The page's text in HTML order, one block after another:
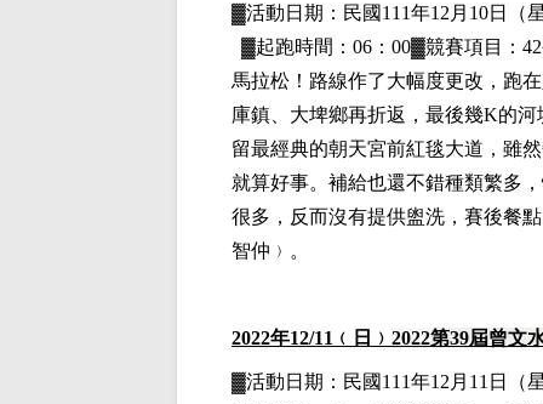
▓活動日期： 民國111年12月10日
（
▓起跑時間：06：00▓競賽項目：
馬拉松！路線作了大幅度更改，跑
庫鎮、大埤鄉再折返，最後幾K的
留最經典的朝天宮前紅毯大道，雖
就算好事。補給也還不錯種類繁多
很多，反而沒有提供盥洗，賽後餐
智仲 ﹚。
2022年12/11 ﹙日﹚ 2022第39屆曾文
▓活動日期： 民國111年12月11日
（